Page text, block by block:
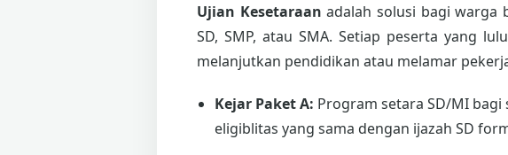
Ujian Kesetaraan adalah solusi bagi warga
SD, SMP, atau SMA. Setiap peserta yang
melanjutkan pendidikan atau melamar
Kejar Paket A: Program setara SD/MI
eligiblitas yang sama dengan ijazah SD